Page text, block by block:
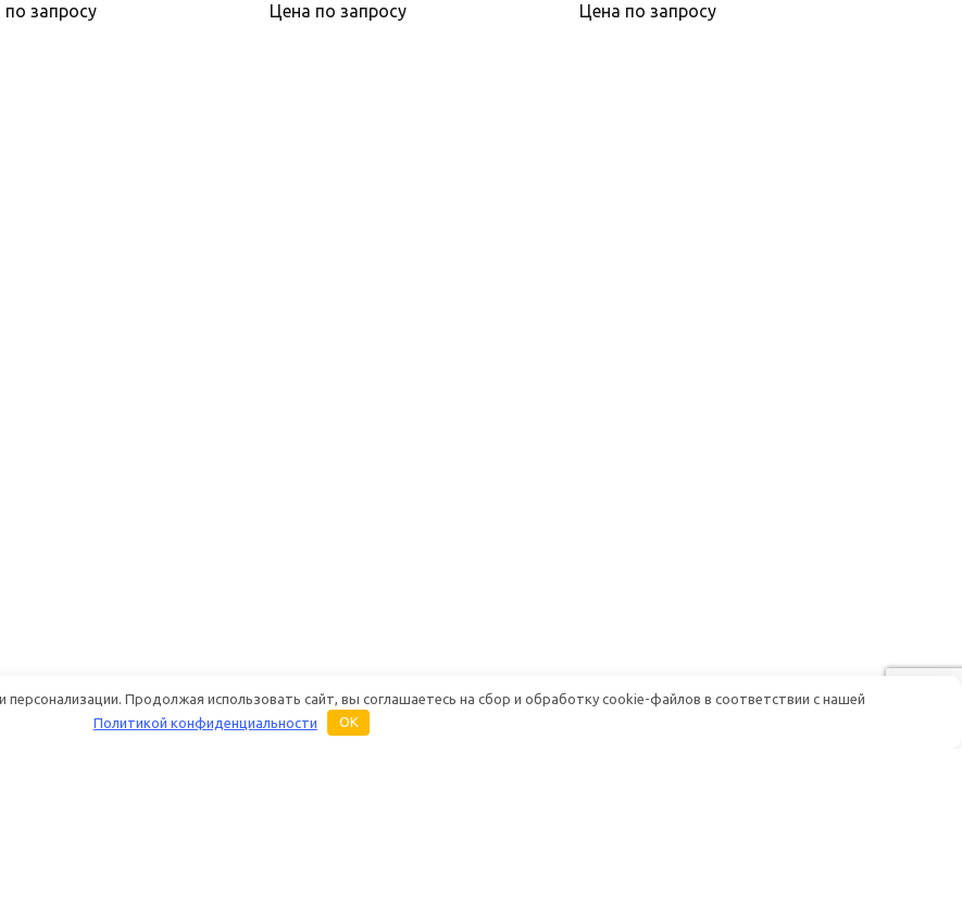
Подробнее
по запросу
Подробнее
Цена по запросу
Подробнее
Цена по запросу
Продолжая использовать сайт, вы соглашаетесь на сбор и обработку cookie-файлов в соответствии с нашей
Политикой конфиденциальности
OK